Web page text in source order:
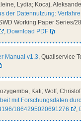
Lydia; Kocaj,
der Datennutzung:
Working Paper Series/
, Download PDF
Manual v1.3, Qualiservice
Kati; Wolf,
mit Forschungsdaten
1864295020691276 ,